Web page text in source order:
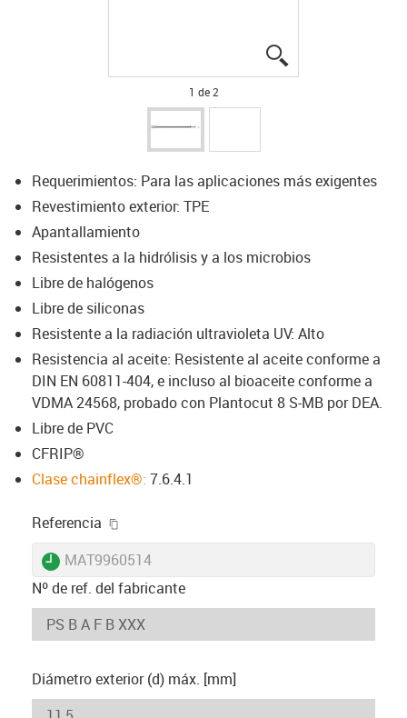
1 de 2
Requerimientos: Para las aplicaciones más exigentes
Revestimiento exterior: TPE
Apantallamiento
Resistentes a la hidrólisis y a los microbios
Libre de halógenos
Libre de siliconas
Resistente a la radiación ultravioleta UV: Alto
Resistencia al aceite: Resistente al aceite conforme a
DIN EN 60811-404, e incluso al bioaceite conforme a
VDMA 24568, probado con Plantocut 8 S-MB por DEA.
Libre de PVC
CFRIP®
Clase chainflex®: 7.6.4.1
Referencia
igus-icon-lieferzeit
MAT9960514
Nº de ref. del fabricante
Diámetro exterior (d) máx. [mm]